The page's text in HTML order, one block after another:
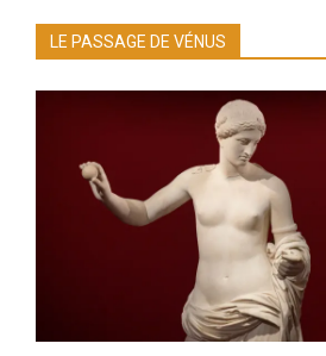
LE PASSAGE DE VÉNUS